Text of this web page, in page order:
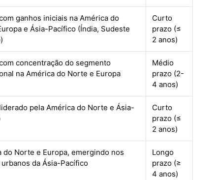
ganhos iniciais na América do
e Ásia-Pacífico (Índia, Sudeste
Curto
prazo (≤
2 anos)
concentração do segmento
na América do Norte e Europa
Médio
prazo (2-
4 anos)
pela América do Norte e Ásia-
Curto
prazo (≤
2 anos)
do Norte e Europa, emergindo nos
da Ásia-Pacífico
Longo
prazo (≥
4 anos)